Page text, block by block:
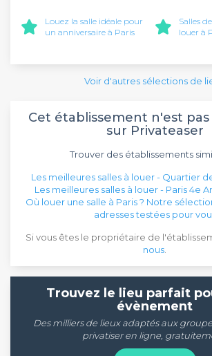
Louez la salle idéale pour
un anniversaire à Paris
Salles
louer à
Voir d'autres sélections de
Cet établissement n'est
sur Privateaser
Trouver des établissements
Les meilleures salles à louer - Quartier
Les meilleures salles à louer - Paris 4e
Où louer une salle à Paris ? Notre
adresses testées pour
Si vous êtes le propriétaire de
nous
Trouvez le lieu parfait
évènement
Des milliers de lieux adaptés aux
privatiser en ligne,